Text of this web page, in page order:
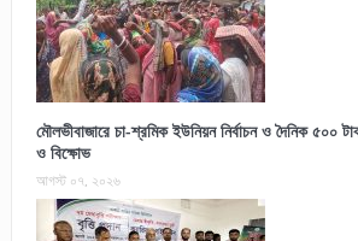
মৌলভীবাজারে চা-শ্রমিক ইউনিয়ন নির্বাচন ও দৈনিক ৫০০
ও বিক্ষোভ
আগস্ট ০৭, ২০২৬